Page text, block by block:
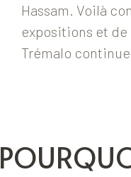
Hassam. Voilà
expositions et
Trémalo